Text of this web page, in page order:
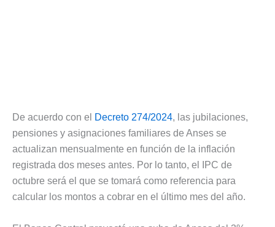
De acuerdo con el Decreto 274/2024, las jubilaciones,
pensiones y asignaciones familiares de Anses se
actualizan mensualmente en función de la inflación
registrada dos meses antes. Por lo tanto, el IPC de
octubre será el que se tomará como referencia para
calcular los montos a cobrar en el último mes del año.